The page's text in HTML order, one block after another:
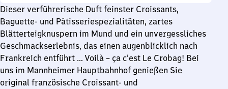
Uhr
Dieser verführerische Duft feinster Croissants,
Baguette- und Pâtisseriespezialitäten, zartes
Blätterteigknuspern im Mund und ein unvergessliches
Geschmackserlebnis, das einen augenblicklich nach
Frankreich entführt … Voilà – ça c‘est Le Crobag! Bei
uns im Mannheimer Hauptbahnhof genießen Sie
original französische Croissant- und